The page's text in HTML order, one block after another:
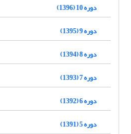
دوره 10 (1396)
دوره 9 (1395)
دوره 8 (1394)
دوره 7 (1393)
دوره 6 (1392)
دوره 5 (1391)